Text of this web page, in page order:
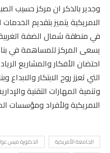
وجدير بالذكر ان مركز حسيب
الامريكية يتميز بتقديم الخدمات
في منطقة شمال الضفة
يسعى المركز للمساهمة في
احتضان الأفكار والمشاريع
التي تعزز روح الابتكار
وتنمية المهارات التقنية
الامريكية ولأفراد ومؤسسات
الجامعة الأمريكية الدكتورة ميس